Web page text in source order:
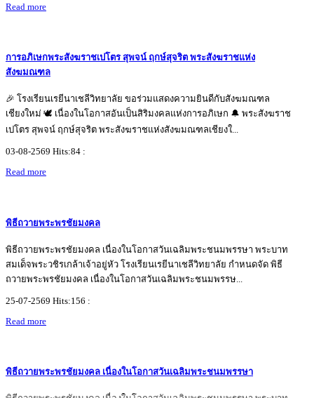
Read more
การอภิเษกพระสังฆราชเปโตร สุพจน์ ฤกษ์สุจริต พระสังฆราชแห่ง
สังฆมณฑล
🎉 โรงเรียนเรยีนาเชลีวิทยาลัย ขอร่วมแสดงความยินดีกับสังฆมณฑล
เชียงใหม่ 🕊️ เนื่องในโอกาสอันเป็นสิริมงคลแห่งการอภิเษก 🔔 พระสังฆราช
เปโตร สุพจน์ ฤกษ์สุจริต พระสังฆราชแห่งสังฆมณฑลเชียงใ...
03-08-2569 Hits:84 :
Read more
พิธีถวายพระพรชัยมงคล
พิธีถวายพระพรชัยมงคล เนื่องในโอกาสวันเฉลิมพระชนมพรรษา พระบาท
สมเด็จพระวชิรเกล้าเจ้าอยู่หัว โรงเรียนเรยีนาเชลีวิทยาลัย กำหนดจัด พิธี
ถวายพระพรชัยมงคล เนื่องในโอกาสวันเฉลิมพระชนมพรรษ...
25-07-2569 Hits:156 :
Read more
พิธีถวายพระพรชัยมงคล เนื่องในโอกาสวันเฉลิมพระชนมพรรษา